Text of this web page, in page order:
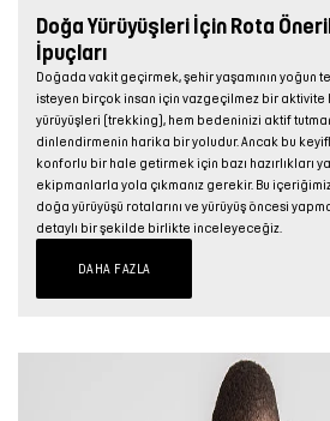
Doğa Yürüyüşleri İçin Rota
İpuçları
Doğada vakit geçirmek, şehir yaşamının yoğun
isteyen birçok insan için vazgeçilmez bir
yürüyüşleri (trekking), hem bedeninizi aktif
dinlendirmenin harika bir yoludur. Ancak bu
konforlu bir hale getirmek için bazı hazırlıkları
ekipmanlarla yola çıkmanız gerekir. Bu
doğa yürüyüşü rotalarını ve yürüyüş öncesi
detaylı bir şekilde birlikte inceleyeceğiz.
DAHA FAZLA